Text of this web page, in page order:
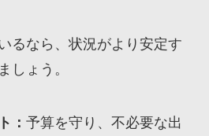
るなら、状況がより安定す
しょう。
： 予算を守り、不必要な出